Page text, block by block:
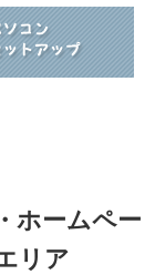
ホームペー
リア